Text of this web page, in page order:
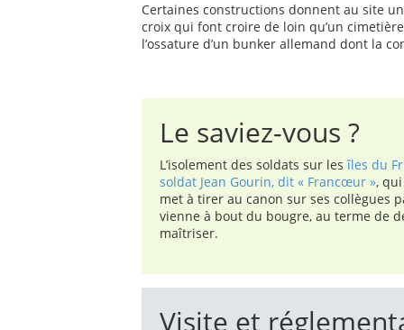
Certaines constructions donnent au site
croix qui font croire de loin qu’un
l’ossature d’un bunker allemand dont la
Le saviez-vous ?
L’isolement des soldats sur lesîles du
soldat Jean Gourin, dit « Francœur »,
met à tirer au canon sur ses collègues
vienne à bout du bougre, au terme de
maîtriser.
Visite et